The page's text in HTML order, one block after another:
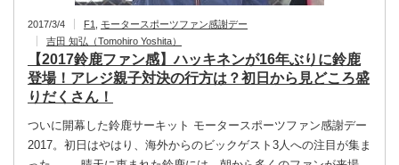
2017/3/4 F1
モータースポーツファン感謝デー
吉田 知弘（Tomohiro Yoshita）
【2017鈴鹿ファン感】ハッキネンが16年ぶりに鈴鹿
登場！アレジ親子対決の行方は？初日から見どころ盛
りだくさん！
ついに開幕した鈴鹿サーキット モータースポーツファン感謝デー
2017。初日はやはり、海外からのビックゲスト3人への注目が集ま